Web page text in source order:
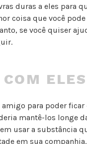
duras a eles para
coisa que você
se você quiser
ELES
para poder
mantê-los longe
usar a substância
em sua